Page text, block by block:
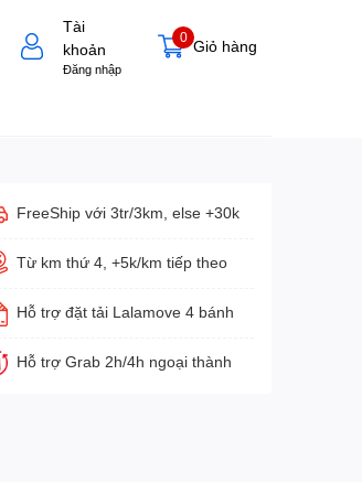
Tài
khoản
Đăng nhập
Giỏ hàng
0
FreeShip với 3tr/3km, else +30k
Từ km thứ 4, +5k/km tiếp theo
Hỗ trợ đặt tải Lalamove 4 bánh
Hỗ trợ Grab 2h/4h ngoại thành